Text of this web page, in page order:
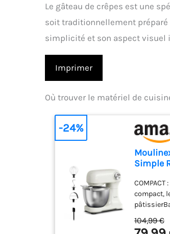
Le gâteau de crêpes est une
soit traditionnellement préparé
simplicité et son aspect visuel
Imprimer
Où trouver le matériel de
Simple
fouet,
crochet
compact,
104,99 €
-24%